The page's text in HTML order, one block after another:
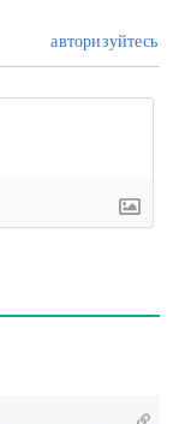
авторизуйтесь